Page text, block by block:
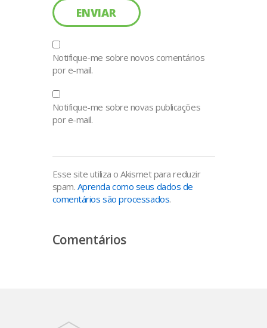
Notifique-me sobre novos comentários
por e-mail.
Notifique-me sobre novas publicações
por e-mail.
Esse site utiliza o Akismet para reduzir
spam. Aprenda como seus dados de
comentários são processados.
Comentários